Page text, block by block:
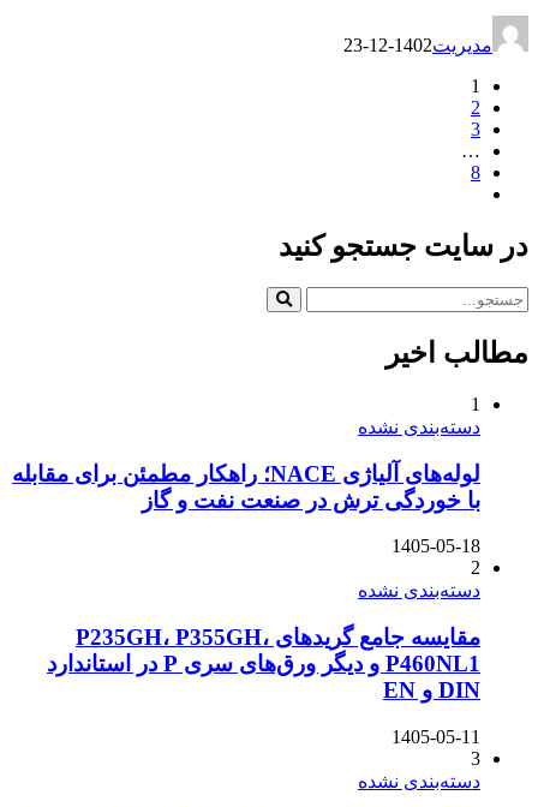
مدیریت1402-12-23
1
2
3
…
8
در سایت جستجو کنید
مطالب اخیر
1
دسته‌بندی نشده
لوله‌های آلیاژی NACE؛ راهکار مطمئن برای مقابله
با خوردگی ترش در صنعت نفت و گاز
1405-05-18
2
دسته‌بندی نشده
مقایسه جامع گریدهای P235GH، P355GH،
P460NL1 و دیگر ورق‌های سری P در استاندارد
DIN و EN
1405-05-11
3
دسته‌بندی نشده